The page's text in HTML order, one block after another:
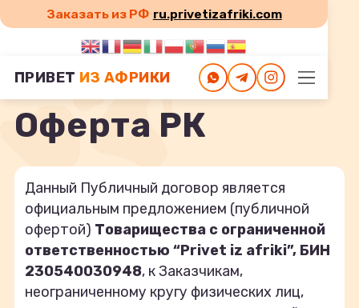
Заказать из РФ ru.privetizafriki.com
ПРИВЕТ ИЗ АФРИКИ
Оферта РК
Данный Публичный договор является
официальным предложением (публичной
офертой) Товарищества с ограниченной
ответственностью “Privet iz afriki”, БИН
230540030948, к Заказчикам,
неограниченному кругу физических лиц,